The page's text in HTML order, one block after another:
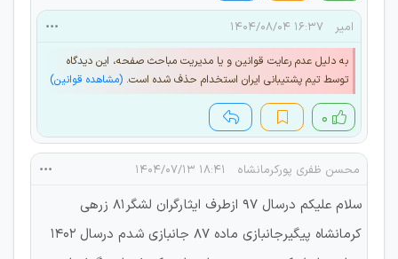
امیر ۱۶:۳۷ ۱۴۰۴/۰۸/۰۴
به دلیل عدم رعایت قوانین و یا مدیریت مباحث صفحه، این دیدگاه
توسط تیم پشتیبانی ایران استخدام حذف شده است. (مشاهده قوانین)
۰
محسن ظفری پورکرمانشاه ۱۸:۴۱ ۱۴۰۴/۰۷/۱۳
سلام علیکم درسال ۹۷ ازطرف ایثارگران لشگر۸۱ زرهی
کرمانشاه پیگیرجانبازی ماده ۸۷ جانبازی شدم درسال ۱۴۰۲